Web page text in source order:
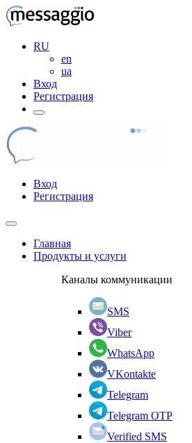
RU
en
ua
Вход
Регистрация
Вход
Регистрация
Главная
Продукты и услуги
Каналы коммуникации
SMS
Viber
WhatsApp
VKontakte
Telegram
Telegram OTP
Verified SMS